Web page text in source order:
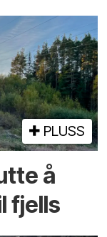
PLUSS
å
fjells